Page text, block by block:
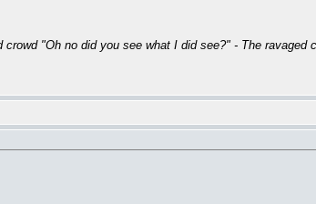
"Oh no did you see what I did see?" - The ravaged